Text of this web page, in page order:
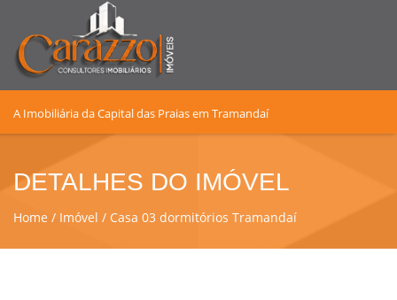
A Imobiliária da Capital das Praias em Tramandaí
DETALHES DO IMÓVEL
Home Imóvel Casa 03 dormitórios Tramandaí